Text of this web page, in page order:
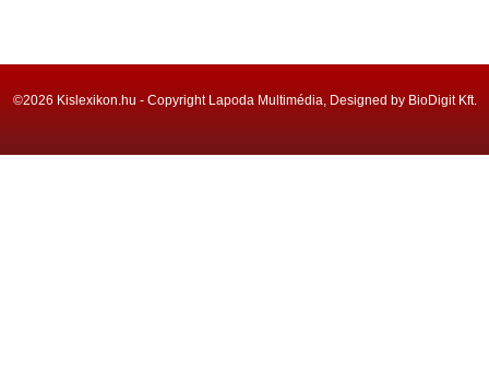
©2026 Kislexikon.hu - Copyright Lapoda Multimédia, Designed by BioDigit Kft.